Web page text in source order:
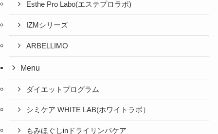
Esthe Pro Labo(エステプロラボ)
IZMシリーズ
ARBELLIMO
Menu
ダイエットプログラム
シミケア WHITE LAB(ホワイトラボ）
もみほぐしinドライリンパケア